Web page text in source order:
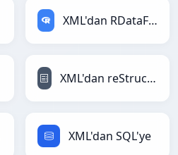
XML'dan RDataFrame'ye
XML'dan reStructuredText'ye
XML'dan SQL'ye